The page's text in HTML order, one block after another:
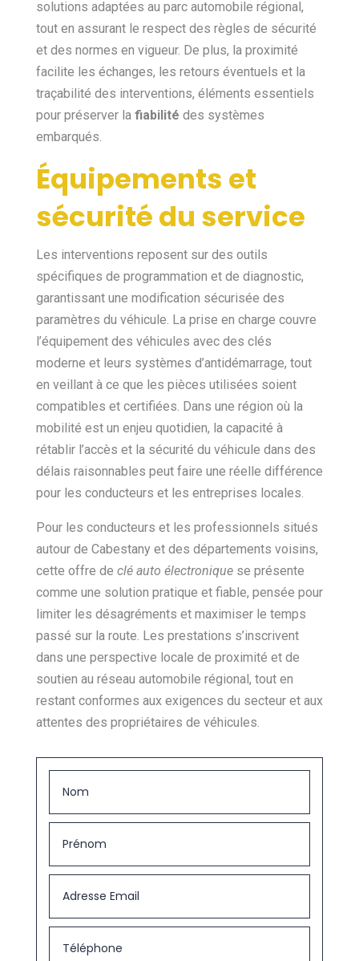
solutions adaptées au parc automobile régional,
tout en assurant le respect des règles de sécurité
et des normes en vigueur. De plus, la proximité
facilite les échanges, les retours éventuels et la
traçabilité des interventions, éléments essentiels
pour préserver la fiabilité des systèmes
embarqués.
Équipements et
sécurité du service
Les interventions reposent sur des outils
spécifiques de programmation et de diagnostic,
garantissant une modification sécurisée des
paramètres du véhicule. La prise en charge couvre
l’équipement des véhicules avec des clés
moderne et leurs systèmes d’antidémarrage, tout
en veillant à ce que les pièces utilisées soient
compatibles et certifiées. Dans une région où la
mobilité est un enjeu quotidien, la capacité à
rétablir l’accès et la sécurité du véhicule dans des
délais raisonnables peut faire une réelle différence
pour les conducteurs et les entreprises locales.
Pour les conducteurs et les professionnels situés
autour de Cabestany et des départements voisins,
cette offre de clé auto électroniquese présente
comme une solution pratique et fiable, pensée pour
limiter les désagréments et maximiser le temps
passé sur la route. Les prestations s’inscrivent
dans une perspective locale de proximité et de
soutien au réseau automobile régional, tout en
restant conformes aux exigences du secteur et aux
attentes des propriétaires de véhicules.